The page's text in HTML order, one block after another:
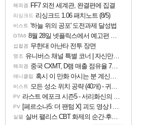
해외겜 FF7 외전 세계관, 완결편에 집결
리싱크드 리싱크드 1.06 패치노트 (8/5)
비스트 '하늘 위의 공포' 도전과제 달성법
GTA6 8월 28일 넷플릭스에서 예고편 공개 예정
섭컬겜 무한대 아난타 전투 장면
명조 유니버스 채널 특별 코너 | 자신만의 스타일
해외겜 중국 CXMT, D램 매출 점유율 7%…글로벌 4위로 부상
애니클립 혹시 이 만화 아시는 분 계신가요
비스트 모든 성소 위치 공략 (40개) - 귀환한 영혼 도전과제
PV 라스트 에포크 시즌5 - 서리화신의 분노 티저
PV [페르소나5: 더 팬텀 X] 괴도 영상 l 타카마키 안·댄싱 스타
실팰 실버 팰리스 CBT 화제의 순간·후기 모음